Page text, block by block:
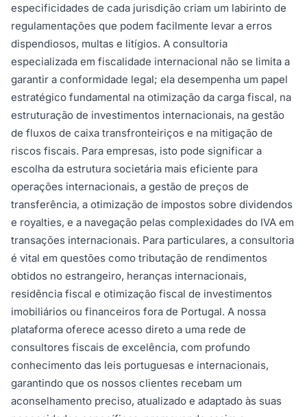
especificidades de cada jurisdição criam um labirinto de
regulamentações que podem facilmente levar a erros
dispendiosos, multas e litígios. A consultoria
especializada em fiscalidade internacional não se limita a
garantir a conformidade legal; ela desempenha um papel
estratégico fundamental na otimização da carga fiscal, na
estruturação de investimentos internacionais, na gestão
de fluxos de caixa transfronteiriços e na mitigação de
riscos fiscais. Para empresas, isto pode significar a
escolha da estrutura societária mais eficiente para
operações internacionais, a gestão de preços de
transferência, a otimização de impostos sobre dividendos
e royalties, e a navegação pelas complexidades do IVA em
transações internacionais. Para particulares, a consultoria
é vital em questões como tributação de rendimentos
obtidos no estrangeiro, heranças internacionais,
residência fiscal e otimização fiscal de investimentos
imobiliários ou financeiros fora de Portugal. A nossa
plataforma oferece acesso direto a uma rede de
consultores fiscais de excelência, com profundo
conhecimento das leis portuguesas e internacionais,
garantindo que os nossos clientes recebam um
aconselhamento preciso, atualizado e adaptado às suas